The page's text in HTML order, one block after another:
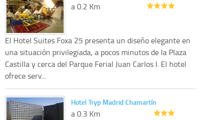
a 0.2 Km
El Hotel Suites Foxa 25 presenta un diseño elegante en
una situación privilegiada, a pocos minutos de la Plaza
Castilla y cerca del Parque Ferial Juan Carlos I. El hotel
ofrece serv...
Hotel Tryp Madrid Chamartín
a 0.3 Km